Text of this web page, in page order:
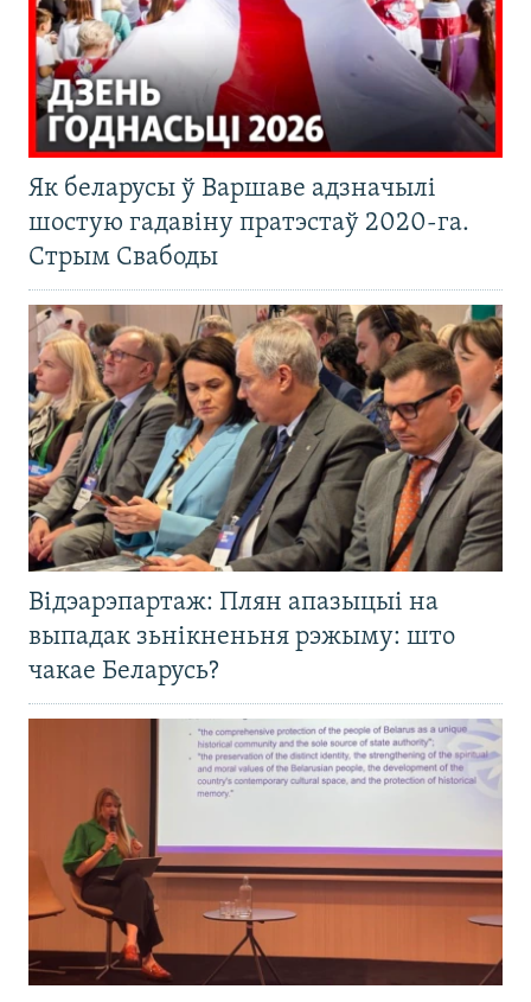
Як беларусы ў Варшаве адзначылі
шостую гадавіну пратэстаў 2020-га.
Стрым Свабоды
Відэарэпартаж: Плян апазыцыі на
выпадак зьнікненьня рэжыму: што
чакае Беларусь?